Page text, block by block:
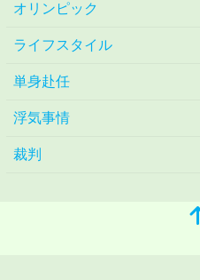
オリンピック
ライフスタイル
単身赴任
浮気事情
裁判